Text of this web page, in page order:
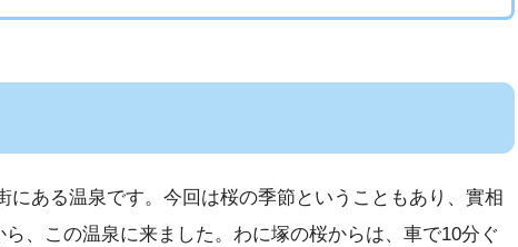
にある温泉です。今回は桜の季節ということもあり、實相
、この温泉に来ました。わに塚の桜からは、車で10分ぐ